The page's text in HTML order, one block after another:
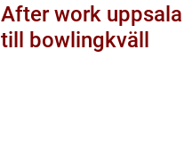
After work uppsala från barhäng
till bowlingkväll